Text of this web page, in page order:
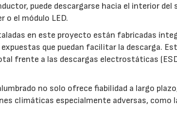
puede descargarse hacia el interior del
o el módulo LED.
en este proyecto están fabricadas
que puedan facilitar la descarga.
frente a las descargas electrostáticas
no solo ofrece fiabilidad a largo
climáticas especialmente adversas, como